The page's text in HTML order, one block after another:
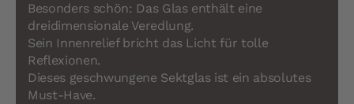
Besonders schön: Das Glas enthält eine
dreidimensionale Veredlung.
Sein Innenrelief bricht das Licht für tolle
Reflexionen.
Dieses geschwungene Sektglas ist ein absolutes
Must-Have.